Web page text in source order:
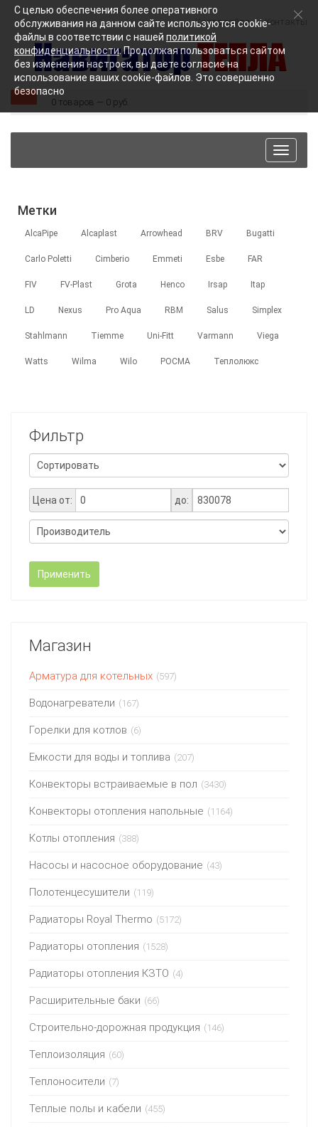
Карта сайта Контакты
0 товаров — 0 руб.
Toggle
Метки
AlcaPipe Alcaplast Arrowhead BRV Bugatti
Carlo Poletti Cimberio Emmeti Esbe FAR
FIV FV-Plast Grota Henco Irsap Itap
LD Nexus Pro Aqua RBM Salus Simplex
Stahlmann Tiemme Uni-Fitt Varmann Viega
Watts Wilma Wilo РОСМА Теплолюкс
Фильтр
Цена от: до:
Применить
Магазин
Арматура для котельных (597)
Водонагреватели (167)
Горелки для котлов (6)
Емкости для воды и топлива (207)
Конвекторы встраиваемые в пол (3430)
Конвекторы отопления напольные (1164)
Котлы отопления (388)
Насосы и насосное оборудование (43)
Полотенцесушители (119)
Радиаторы Royal Thermo (5172)
Радиаторы отопления (1528)
Радиаторы отопления КЗТО (4)
Расширительные баки (66)
Строительно-дорожная продукция (146)
Теплоизоляция (60)
Теплоносители (7)
Теплые полы и кабели (455)
С целью обеспечения более оперативного
обслуживания на данном сайте используются cookie-
файлы в соответствии с нашей политикой
конфиденциальности. Продолжая пользоваться сайтом
без изменения настроек, вы даете согласие на
использование ваших cookie-файлов. Это совершенно
безопасно